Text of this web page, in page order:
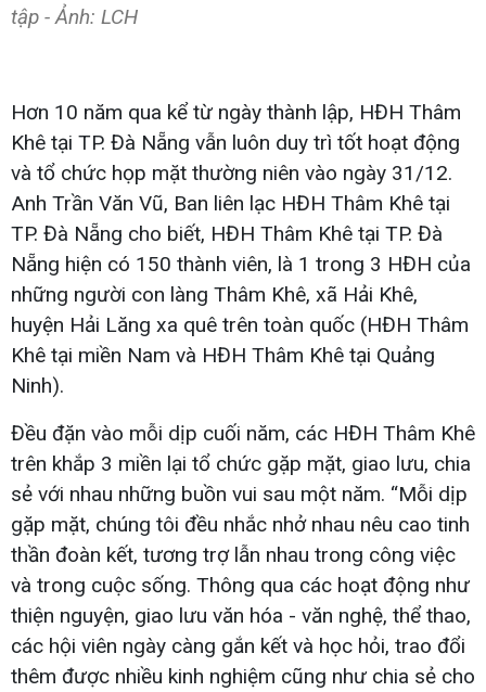
tập - Ảnh: LCH
Hơn 10 năm qua kể từ ngày thành lập, HĐH Thâm
Khê tại TP. Đà Nẵng vẫn luôn duy trì tốt hoạt động
và tổ chức họp mặt thường niên vào ngày 31/12.
Anh Trần Văn Vũ, Ban liên lạc HĐH Thâm Khê tại
TP. Đà Nẵng cho biết, HĐH Thâm Khê tại TP. Đà
Nẵng hiện có 150 thành viên, là 1 trong 3 HĐH của
những người con làng Thâm Khê, xã Hải Khê,
huyện Hải Lăng xa quê trên toàn quốc (HĐH Thâm
Khê tại miền Nam và HĐH Thâm Khê tại Quảng
Ninh).
Đều đặn vào mỗi dịp cuối năm, các HĐH Thâm Khê
trên khắp 3 miền lại tổ chức gặp mặt, giao lưu, chia
sẻ với nhau những buồn vui sau một năm. “Mỗi dịp
gặp mặt, chúng tôi đều nhắc nhở nhau nêu cao tinh
thần đoàn kết, tương trợ lẫn nhau trong công việc
và trong cuộc sống. Thông qua các hoạt động như
thiện nguyện, giao lưu văn hóa - văn nghệ, thể thao,
các hội viên ngày càng gắn kết và học hỏi, trao đổi
thêm được nhiều kinh nghiệm cũng như chia sẻ cho